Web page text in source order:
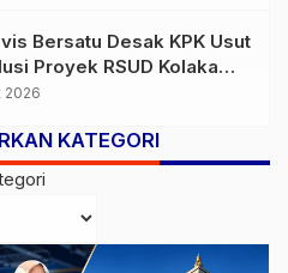
Bersatu Desak KPK Usut
Proyek RSUD Kolaka
Pejabat dan PT
2026
KATEGORI